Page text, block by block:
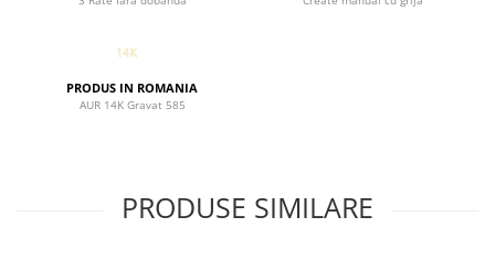
- Recomandat: Femei, ocazii speciale si purtare zilnica
O bijuterie care aduce primavara cu ea, indiferent de
PRODUS IN ROMANIA
AUR 14K Gravat 585
PRODUSE SIMILARE